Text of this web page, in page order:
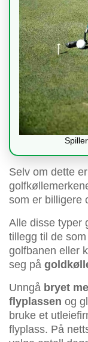
Selv om dette
som er billigere
Alle disse typer
tillegg til de
golfbanen eller
seg på
Unngå bryet
flyplassen og
bruke et
flyplass. På